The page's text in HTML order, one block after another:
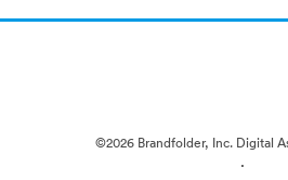
©2026 Brandfolder, Inc. Digital
·